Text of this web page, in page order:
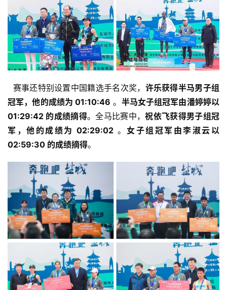
赛事还特别设置中国籍选手名次奖， 许乐获得半马男子组
冠军，他的成绩为 01:10:46 。 半马女子组冠军由潘婷婷以
01:29:42 的成绩摘得。全马比赛中，祝依飞获得男子组冠
军，他的成绩为 02:29:02 。女子组冠军由李淑云以
02:59:30 的成绩摘得。